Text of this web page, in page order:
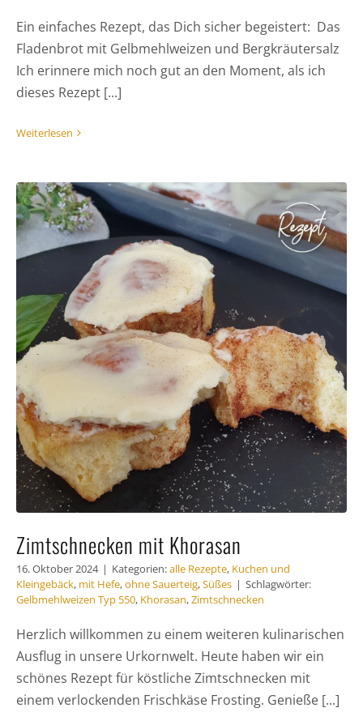
Ein einfaches Rezept, das Dich sicher begeistert: Das
Fladenbrot mit Gelbmehlweizen und Bergkräutersalz
Ich erinnere mich noch gut an den Moment, als ich
dieses Rezept [...]
Weiterlesen
Zimtschnecken mit Khorasan
16. Oktober 2024 | Kategorien:alle Rezepte, Kuchen und
Kleingebäck, mit Hefe,ohne Sauerteig,Süßes | Schlagwörter:
Gelbmehlweizen Typ 550, Khorasan,Zimtschnecken
Herzlich willkommen zu einem weiteren kulinarischen
Ausflug in unsere Urkornwelt. Heute haben wir ein
schönes Rezept für köstliche Zimtschnecken mit
einem verlockenden Frischkäse Frosting. Genieße [...]